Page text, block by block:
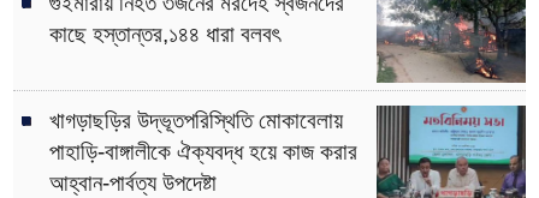
কাছে হস্তান্তর,১৪৪ ধারা বলবৎ
খাগড়াছড়ির উদ্ভূতপরিস্থিতি মোকাবেলায়
পাহাড়ি-বাঙ্গালীকে ঐক্যবদ্ধ হয়ে কাজ করার
আহ্বান-পার্বত্য উপদেষ্টা